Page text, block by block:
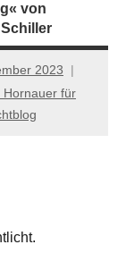
von
2023
Hornauer für